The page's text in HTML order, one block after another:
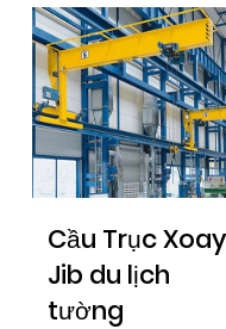
Cầu Trục Xoay
Jib du lịch
tường